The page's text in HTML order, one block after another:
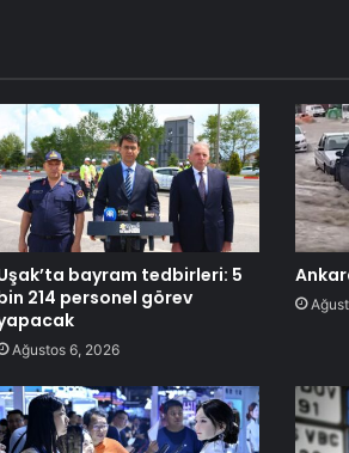
bayram tedbirleri: 5
214 personel görev
Ağustos 6, 2026